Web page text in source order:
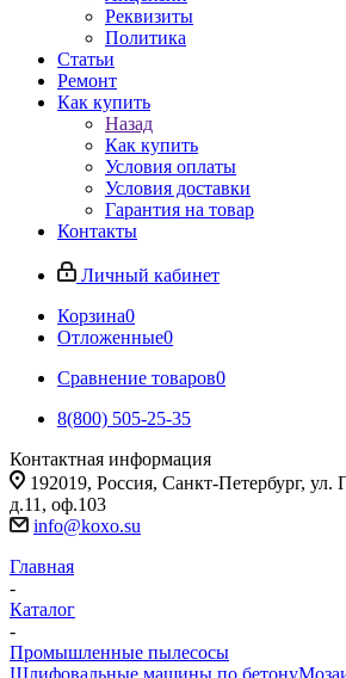
Реквизиты
Политика
Статьи
Ремонт
Как купить
Назад
Как купить
Условия оплаты
Условия доставки
Гарантия на товар
Контакты
Личный кабинет
Корзина0
Отложенные0
Сравнение товаров0
8(800) 505-25-35
Контактная информация
192019, Россия, Санкт-Петербург, ул.
д.11, оф.103
info@koxo.su
Главная
-
Каталог
-
Промышленные пылесосы
Шлифовальные машины по бетону